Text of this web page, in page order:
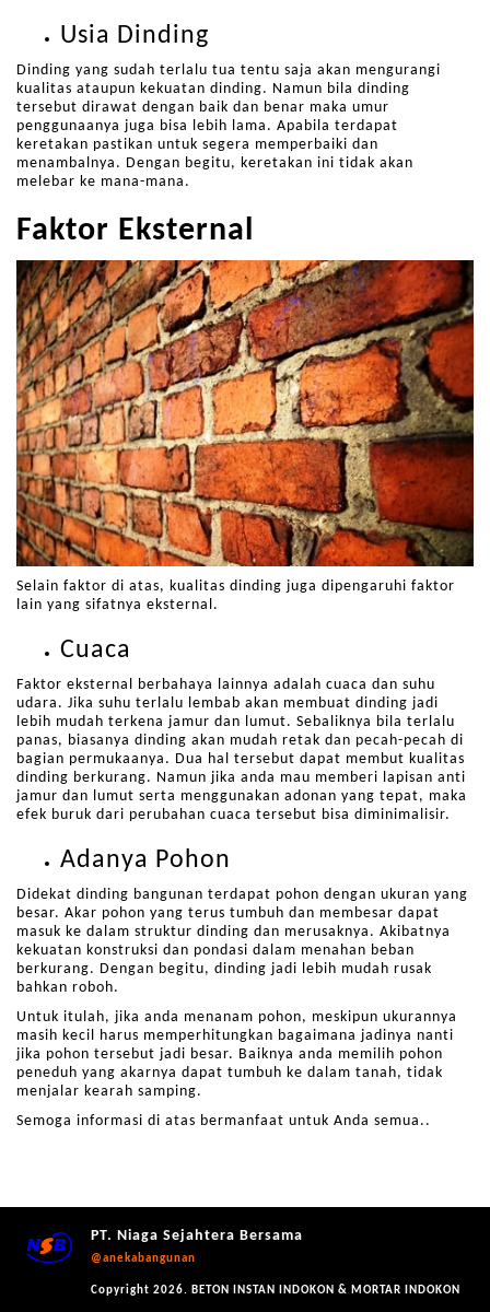
Usia Dinding
Dinding yang sudah terlalu tua tentu saja akan mengurangi
kualitas ataupun kekuatan dinding. Namun bila dinding
tersebut dirawat dengan baik dan benar maka umur
penggunaanya juga bisa lebih lama. Apabila terdapat
keretakan pastikan untuk segera memperbaiki dan
menambalnya. Dengan begitu, keretakan ini tidak akan
melebar ke mana-mana.
Faktor Eksternal
Selain faktor di atas, kualitas dinding juga dipengaruhi faktor
lain yang sifatnya eksternal.
Cuaca
Faktor eksternal berbahaya lainnya adalah cuaca dan suhu
udara. Jika suhu terlalu lembab akan membuat dinding jadi
lebih mudah terkena jamur dan lumut. Sebaliknya bila terlalu
panas, biasanya dinding akan mudah retak dan pecah-pecah di
bagian permukaanya. Dua hal tersebut dapat membut kualitas
dinding berkurang. Namun jika anda mau memberi lapisan anti
jamur dan lumut serta menggunakan adonan yang tepat, maka
efek buruk dari perubahan cuaca tersebut bisa diminimalisir.
Adanya Pohon
Didekat dinding bangunan terdapat pohon dengan ukuran yang
besar. Akar pohon yang terus tumbuh dan membesar dapat
masuk ke dalam struktur dinding dan merusaknya. Akibatnya
kekuatan konstruksi dan pondasi dalam menahan beban
berkurang. Dengan begitu, dinding jadi lebih mudah rusak
bahkan roboh.
Untuk itulah, jika anda menanam pohon, meskipun ukurannya
masih kecil harus memperhitungkan bagaimana jadinya nanti
jika pohon tersebut jadi besar. Baiknya anda memilih pohon
peneduh yang akarnya dapat tumbuh ke dalam tanah, tidak
menjalar kearah samping.
Semoga informasi di atas bermanfaat untuk Anda semua..
PT. Niaga Sejahtera Bersama
@anekabangunan
Copyright 2026. BETON INSTAN INDOKON & MORTAR INDOKON